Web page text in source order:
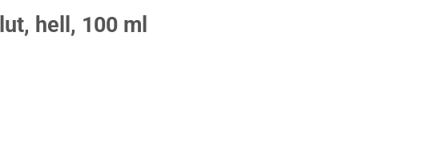
hell, 100 ml